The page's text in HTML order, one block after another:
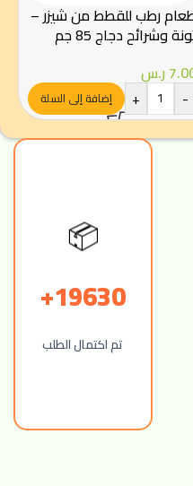
رطب للقطط من شيزر –
وشرائح دجاج 85 جم
ر.س
-
+ إضافة إلى السلة
📦
19630+
تم اكتمال الطلب